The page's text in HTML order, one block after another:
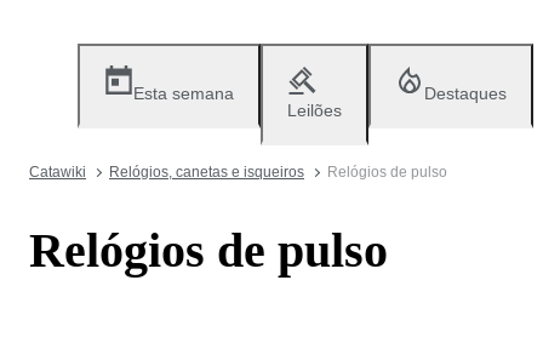
Esta semana
Leilões
Destaques
Catawiki Relógios, canetas e isqueiros Relógios de pulso
Relógios de pulso